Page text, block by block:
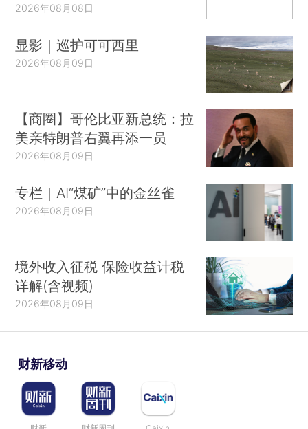
2026年08月08日
显影｜巡护可可西里
2026年08月09日
【商圈】哥伦比亚新总统：拉
美亲特朗普右翼再添一员
2026年08月09日
专栏｜AI“煤矿”中的金丝雀
2026年08月09日
境外收入征税 保险收益计税
详解(含视频)
2026年08月09日
财新移动